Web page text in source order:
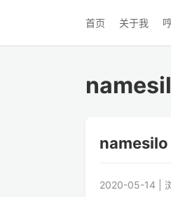
首页 关于我
namesilo
2020-05-14 |